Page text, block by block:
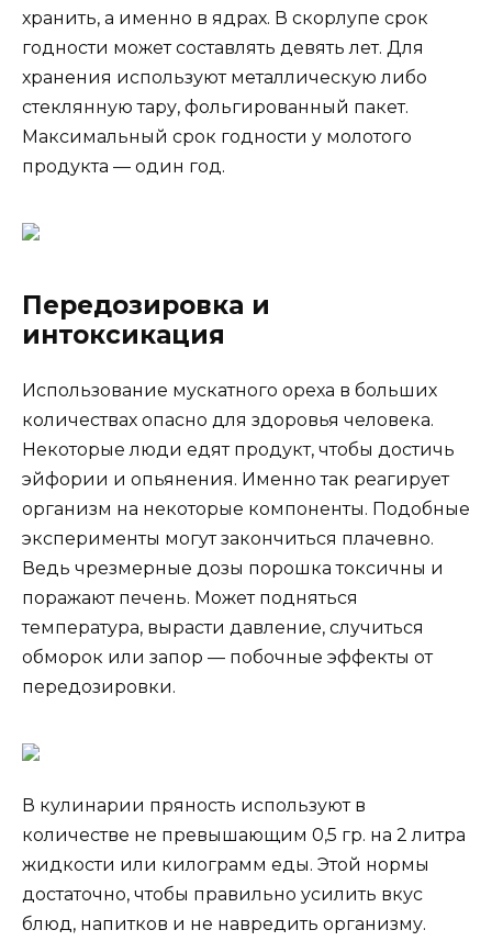
хранить, а именно в ядрах. В скорлупе срок
годности может составлять девять лет. Для
хранения используют металлическую либо
стеклянную тару, фольгированный пакет.
Максимальный срок годности у молотого
продукта — один год.
Передозировка и
интоксикация
Использование мускатного ореха в больших
количествах опасно для здоровья человека.
Некоторые люди едят продукт, чтобы достичь
эйфории и опьянения. Именно так реагирует
организм на некоторые компоненты. Подобные
эксперименты могут закончиться плачевно.
Ведь чрезмерные дозы порошка токсичны и
поражают печень. Может подняться
температура, вырасти давление, случиться
обморок или запор — побочные эффекты от
передозировки.
В кулинарии пряность используют в
количестве не превышающим 0,5 гр. на 2 литра
жидкости или килограмм еды. Этой нормы
достаточно, чтобы правильно усилить вкус
блюд, напитков и не навредить организму.